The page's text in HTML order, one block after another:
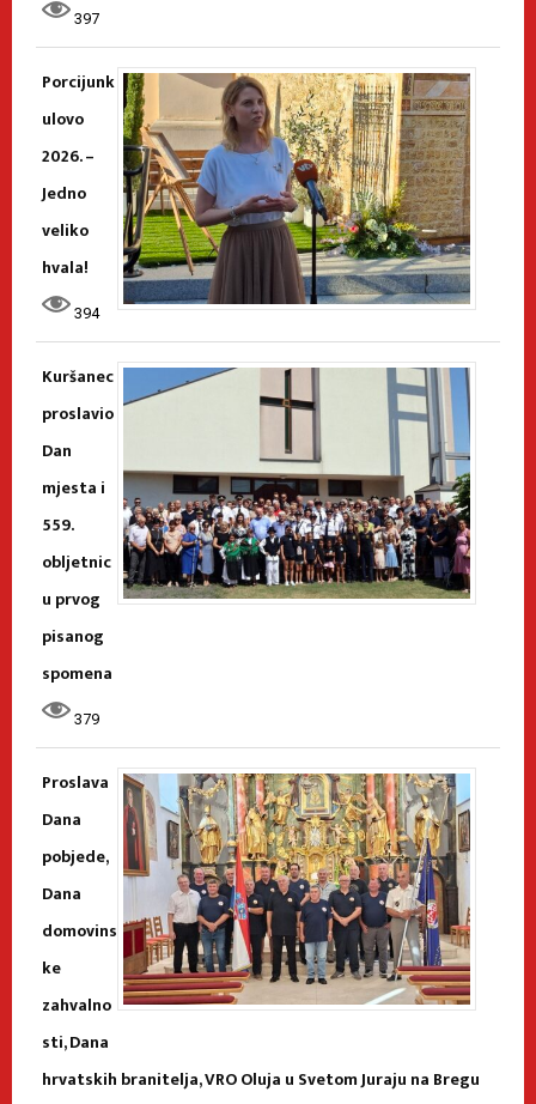
397
Porcijunk
ulovo
2026. –
Jedno
veliko
hvala!
394
Kuršanec
proslavio
Dan
mjesta i
559.
obljetnic
u prvog
pisanog
spomena
379
Proslava
Dana
pobjede,
Dana
domovins
ke
zahvalno
sti, Dana
hrvatskih branitelja, VRO Oluja u Svetom Juraju na Bregu